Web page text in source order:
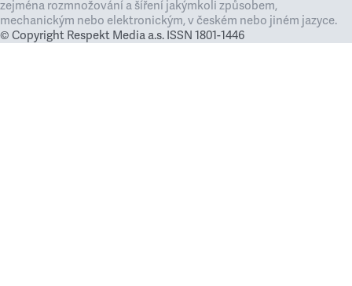
zejména rozmnožování a šíření jakýmkoli způsobem,
mechanickým nebo elektronickým, v českém nebo jiném jazyce.
© Copyright Respekt Media a.s. ISSN 1801-1446